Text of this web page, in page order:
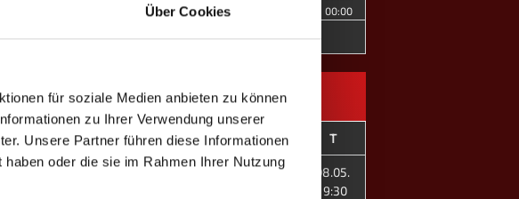
Über Cookies
für soziale Medien anbieten zu können
zu Ihrer Verwendung unserer
Unsere Partner führen diese Informationen
oder die sie im Rahmen Ihrer Nutzung
00:00
55.6 +40 29 7MP
% CD GP Spieler # T
72.2
Jonas B.
1
08.05.
19:30